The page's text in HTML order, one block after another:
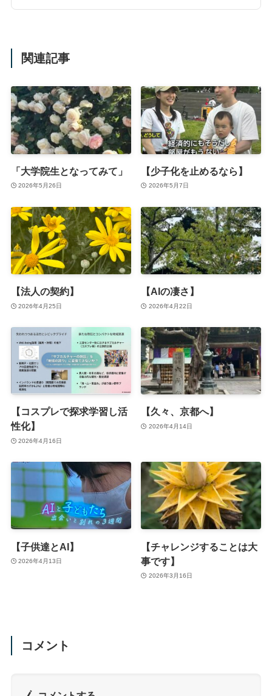
関連記事
「大学院生となってみて」
2026年5月26日
【少子化を止めるなら】
2026年5月7日
【法人の契約】
2026年4月25日
【AIの凄さ】
2026年4月22日
【コスプレで探求学習し活
性化】
2026年4月16日
【久々、京都へ】
2026年4月14日
【子供達とAI】
2026年4月13日
【チャレンジすることは大
事です】
2026年3月16日
コメント